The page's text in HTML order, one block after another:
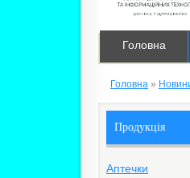
Головна
Головна »
Продукція
Аптечки